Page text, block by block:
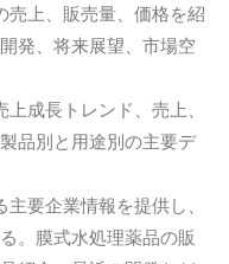
売上、販売量、価格を紹
発、将来展望、市場空
成長トレンド、売上、
品別と用途別の主要デ
要企業情報を提供し、
。膜式水処理薬品の販